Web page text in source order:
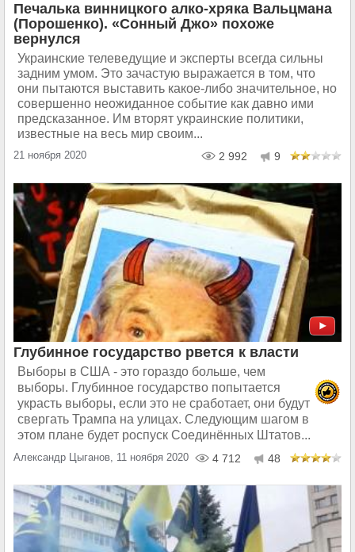
Печалька винницкого алко-хряка Вальцмана
(Порошенко). «Сонный Джо» похоже
вернулся
Украинские телеведущие и эксперты всегда сильны
задним умом. Это зачастую выражается в том, что
они пытаются выставить какое-либо значительное, но
совершенно неожиданное событие как давно ими
предсказанное. Им вторят украинские политики,
известные на весь мир своим...
21 ноября 2020 2 992 9
Глубинное государство рвется к власти
Выборы в США - это гораздо больше, чем
выборы. Глубинное государство попытается
украсть выборы, если это не сработает, они будут
свергать Трампа на улицах. Следующим шагом в
этом плане будет роспуск Соединённых Штатов...
Александр Цыганов, 11 ноября 2020 4 712 48